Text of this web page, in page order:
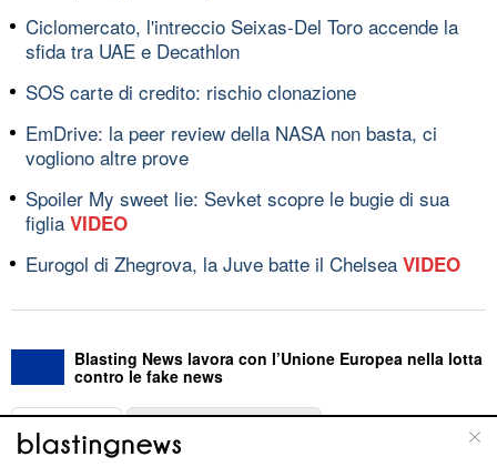
Ciclomercato, l'intreccio Seixas-Del Toro accende la
sfida tra UAE e Decathlon
SOS carte di credito: rischio clonazione
EmDrive: la peer review della NASA non basta, ci
vogliono altre prove
Spoiler My sweet lie: Sevket scopre le bugie di sua
figlia VIDEO
Eurogol di Zhegrova, la Juve batte il Chelsea VIDEO
Blasting News lavora con l’Unione Europea nella lotta
contro le fake news
ABOUT